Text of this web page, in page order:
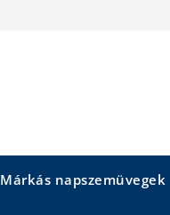
Márkás napszemüvegek